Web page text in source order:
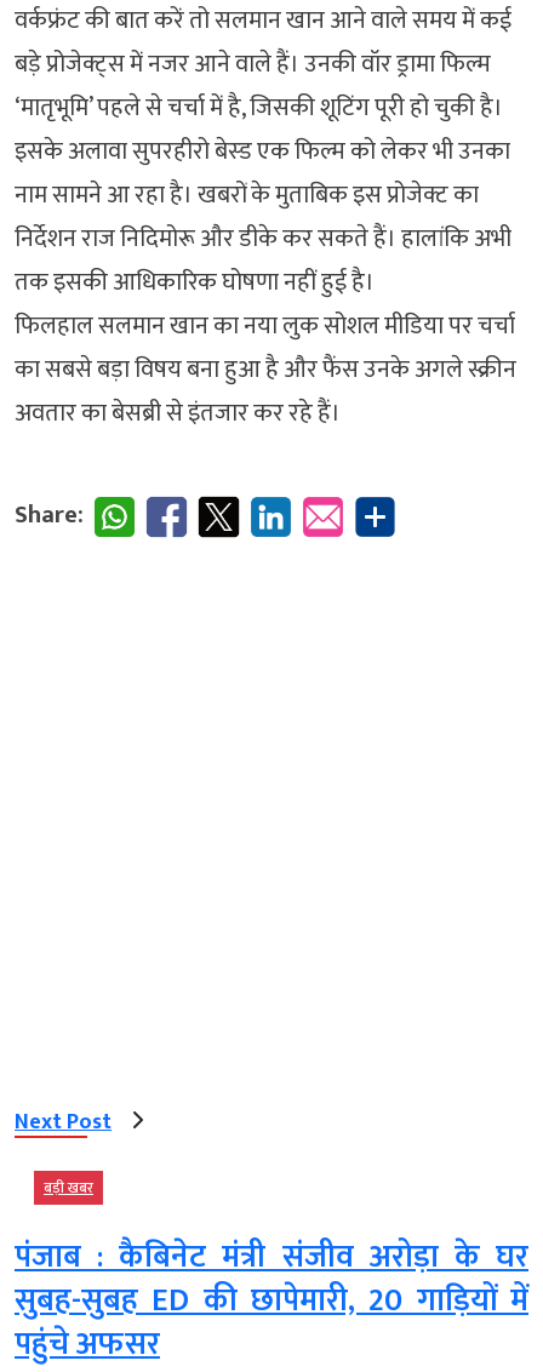
वर्कफ्रंट की बात करें तो सलमान खान आने वाले समय में कई
बड़े प्रोजेक्ट्स में नजर आने वाले हैं। उनकी वॉर ड्रामा फिल्म
‘मातृभूमि’ पहले से चर्चा में है, जिसकी शूटिंग पूरी हो चुकी है।
इसके अलावा सुपरहीरो बेस्ड एक फिल्म को लेकर भी उनका
नाम सामने आ रहा है। खबरों के मुताबिक इस प्रोजेक्ट का
निर्देशन राज निदिमोरू और डीके कर सकते हैं। हालांकि अभी
तक इसकी आधिकारिक घोषणा नहीं हुई है।
फिलहाल सलमान खान का नया लुक सोशल मीडिया पर चर्चा
का सबसे बड़ा विषय बना हुआ है और फैंस उनके अगले स्क्रीन
अवतार का बेसब्री से इंतजार कर रहे हैं।
Share:
Next Post
बड़ी खबर
पंजाब : कैबिनेट मंत्री संजीव अरोड़ा के घर
सुबह-सुबह ED की छापेमारी, 20 गाड़ियों में
पहुंचे अफसर